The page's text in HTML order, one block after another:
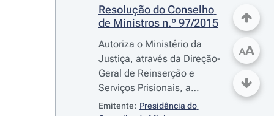
Resolução do Conselho
de Ministros n.º 97/2015
Autoriza o Ministério da
Justiça, através da Direção-
Geral de Reinserção e
Serviços Prisionais, a
proceder à aquisição de
Emitente: Presidência do
AA